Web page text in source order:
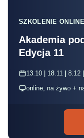
SZKOLENIE ONLINE
Akademia
Edycja 11
13.10 | 18.11 | 8.12
online, na żywo +